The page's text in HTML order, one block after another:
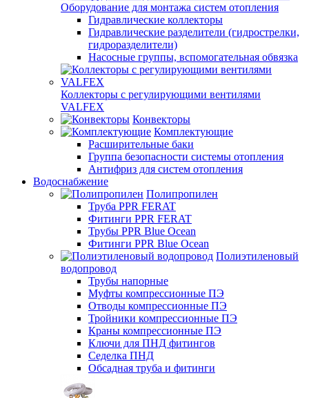
Оборудование для монтажа систем отопления
Гидравлические коллекторы
Гидравлические разделители (гидрострелки,
гидроразделители)
Насосные группы, вспомогательная обвязка
Коллекторы с регулирующими вентилями
VALFEX
Конвекторы
Комплектующие
Расширительные баки
Группа безопасности системы отопления
Антифриз для систем отопления
Водоснабжение
Полипропилен
Труба PPR FERAT
Фитинги PPR FERAT
Трубы PPR Blue Ocean
Фитинги PPR Blue Ocean
Полиэтиленовый
водопровод
Трубы напорные
Муфты компрессионные ПЭ
Отводы компрессионные ПЭ
Тройники компрессионные ПЭ
Краны компрессионные ПЭ
Ключи для ПНД фитингов
Седелка ПНД
Обсадная труба и фитинги